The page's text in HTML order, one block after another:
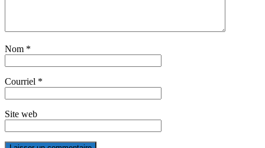
Nom *
Courriel *
Site web